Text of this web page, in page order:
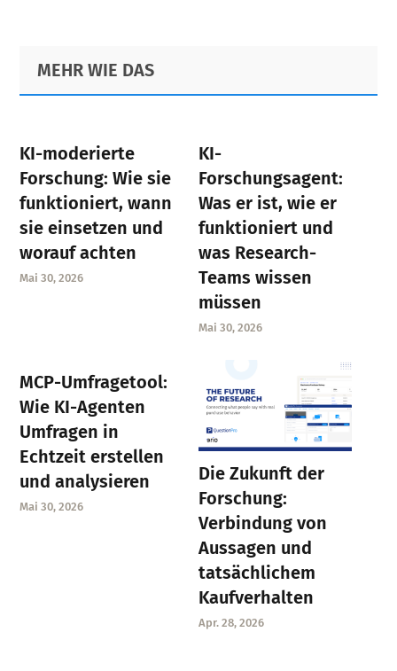
Primary
Sidebar
Footer
MEHR WIE DAS
KI-moderierte
Forschung: Wie sie
funktioniert, wann
sie einsetzen und
worauf achten
Mai 30, 2026
KI-
Forschungsagent:
Was er ist, wie er
funktioniert und
was Research-
Teams wissen
müssen
Mai 30, 2026
MCP-Umfragetool:
Wie KI-Agenten
Umfragen in
Echtzeit erstellen
und analysieren
Mai 30, 2026
Die Zukunft der
Forschung:
Verbindung von
Aussagen und
tatsächlichem
Kaufverhalten
Apr. 28, 2026